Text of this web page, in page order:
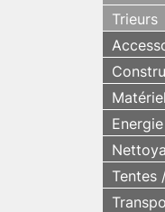
Trieurs
Tentes